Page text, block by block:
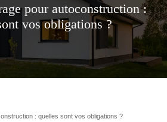
pour autoconstruction :
vos obligations ?
: quelles sont vos obligations ?